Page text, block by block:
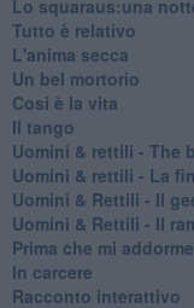
Lo squaraus:una
Tutto è relativo
L'anima secca
Un bel mortorio
Cosi è la vita
Il tango
​Uomini & rettili - The
​Uomini & rettili - La
Uomini & Rettili - Il
Uomini & Rettili - Il
Prima che mi
In carcere
Racconto interattivo